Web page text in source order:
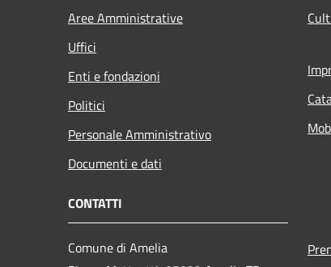
Aree Amministrative
Uffici
Enti e fondazioni
Politici
Personale Amministrativo
Documenti e dati
CONTATTI
Comune di Amelia